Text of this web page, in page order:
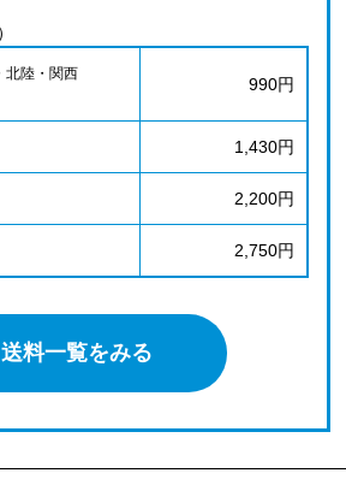
北陸・関西
990円
1,430円
2,200円
2,750円
送料一覧をみる